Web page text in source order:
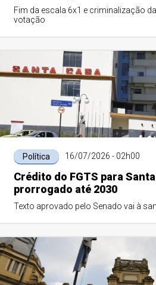
Fim da escala 6x1 e criminalização
votação
Política 16/07/2026 - 02h00
Crédito do FGTS para
prorrogado até 2030
Texto aprovado pelo Senado vai à